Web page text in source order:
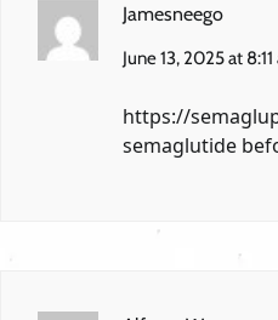
Jamesneego
June 13, 2025 at
https://
semaglutide